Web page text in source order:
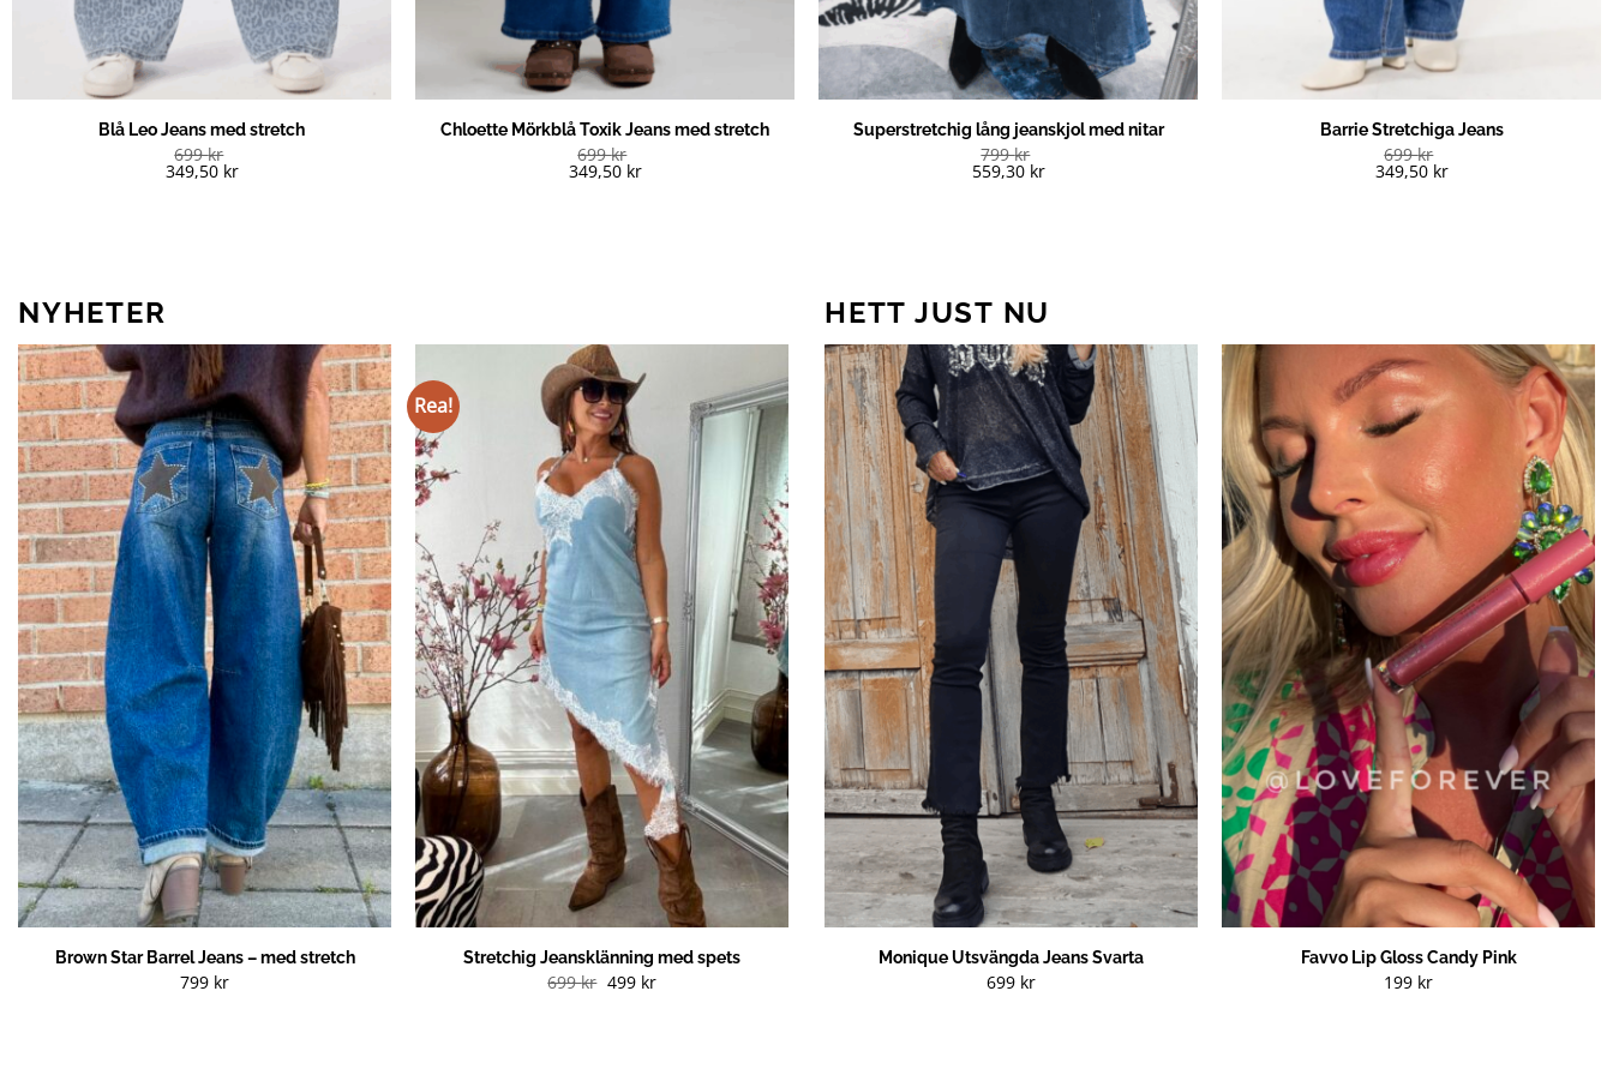
Blå Leo Jeans med stretch
699kr
349,50 kr
Chloette Mörkblå Toxik Jeans med stretch
699kr
349,50 kr
Superstretchig lång jeanskjol med nitar
799kr
559,30 kr
Barrie Stretchiga Jeans
699kr
349,50 kr
NYHETER
Brown Star Barrel Jeans – med stretch
799 kr
Rea!
Stretchig Jeansklänning med spets
699kr Det
499 krDet
HETT JUST NU
Monique Utsvängda Jeans Svarta
699 kr
Favvo Lip Gloss Candy Pink
199 kr